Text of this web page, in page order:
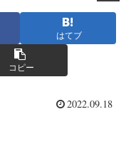
はてブ
コピー
2022.09.18